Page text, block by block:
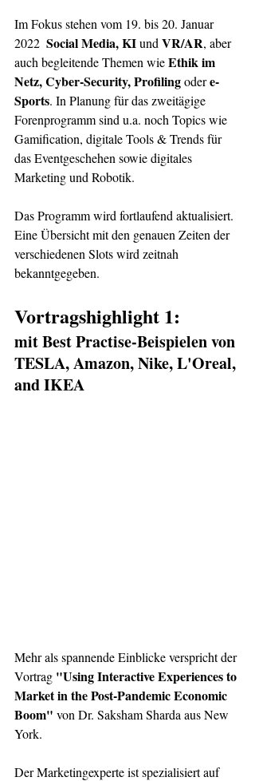
Im Fokus stehen vom 19. bis 20. Januar
2022 Social Media, KI und VR/AR, aber
auch begleitende Themen wie Ethik im
Netz, Cyber-Security, Profiling oder e-
Sports. In Planung für das zweitägige
Forenprogramm sind u.a. noch Topics wie
Gamification, digitale Tools & Trends für
das Eventgeschehen sowie digitales
Marketing und Robotik.
Das Programm wird fortlaufend aktualisiert.
Eine Übersicht mit den genauen Zeiten der
verschiedenen Slots wird zeitnah
bekanntgegeben.
Vortragshighlight 1:
mit Best Practise-Beispielen von
TESLA, Amazon, Nike, L'Oreal,
and IKEA
Mehr als spannende Einblicke verspricht der
Vortrag "Using Interactive Experiences to
Market in the Post-Pandemic Economic
Boom" von Dr. Saksham Sharda aus New
York.
Der Marketingexperte ist spezialisiert auf